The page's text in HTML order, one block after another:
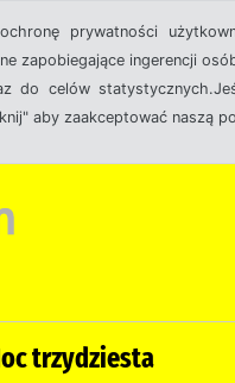
prywatności
zapobiegające ingerencji
do celów
aby zaakceptować naszą
trzydziesta